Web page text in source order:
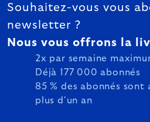
Souhaitez-vous vous
newsletter ?
Nous vous offrons la
2x par semaine
Déjà 177 000 abonnés
85 % des abonnés sont
plus d'un an